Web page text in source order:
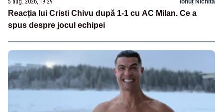
5 aug. 2026, 19:29 Ionuț Nichita
Reacția lui Cristi Chivu după 1-1 cu AC Milan. Ce a
spus despre jocul echipei